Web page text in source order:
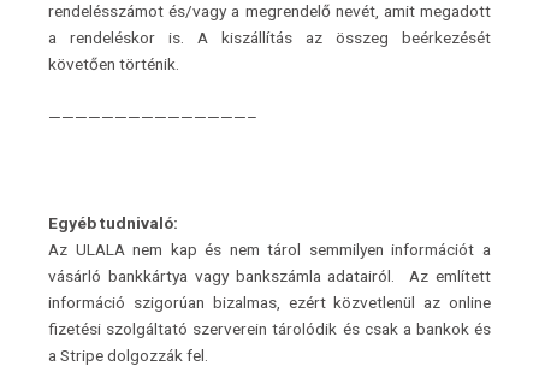
rendelésszámot és/vagy a megrendelő nevét, amit megadott
a rendeléskor is. A kiszállítás az összeg beérkezését
követően történik.
———————————————–
Egyéb tudnivaló:
Az ULALA nem kap és nem tárol semmilyen információt a
vásárló bankkártya vagy bankszámla adatairól. Az említett
információ szigorúan bizalmas, ezért közvetlenül az online
fizetési szolgáltató szerverein tárolódik és csak a bankok és
a Stripe dolgozzák fel.